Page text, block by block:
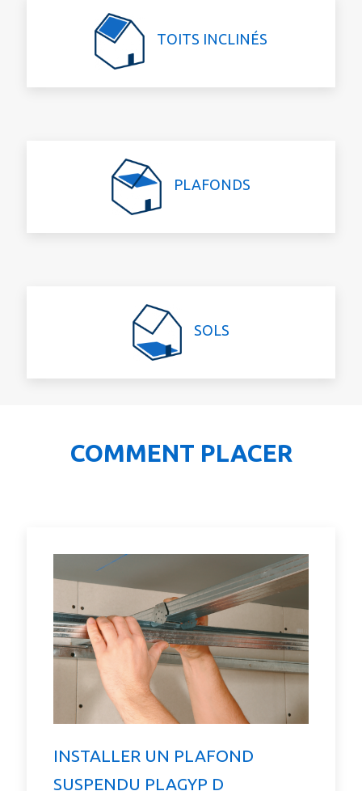
TOITS INCLINÉS
PLAFONDS
SOLS
COMMENT PLACER
INSTALLER UN PLAFOND
SUSPENDU PLAGYP D